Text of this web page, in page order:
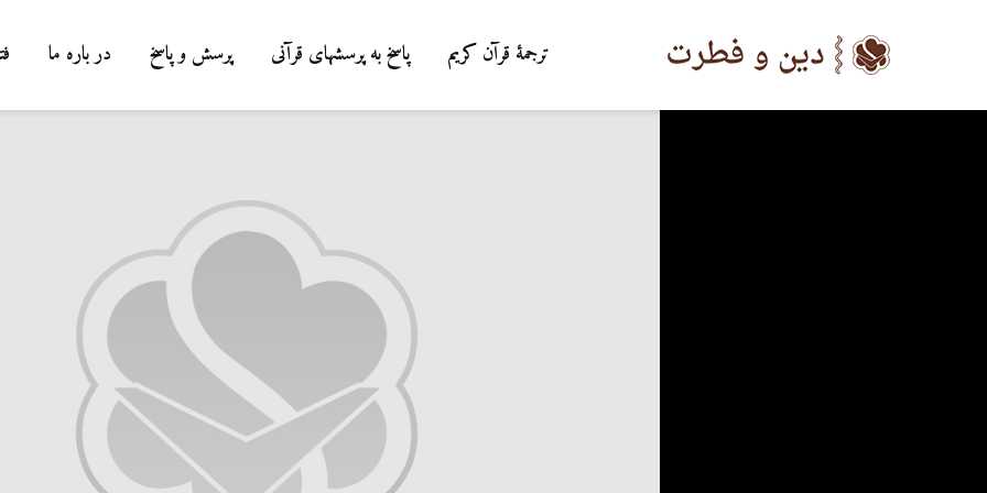
ترجمۀ قرآن کریم پاسخ به پرسشهای قرآنی پرسش و پاسخ در باره ما